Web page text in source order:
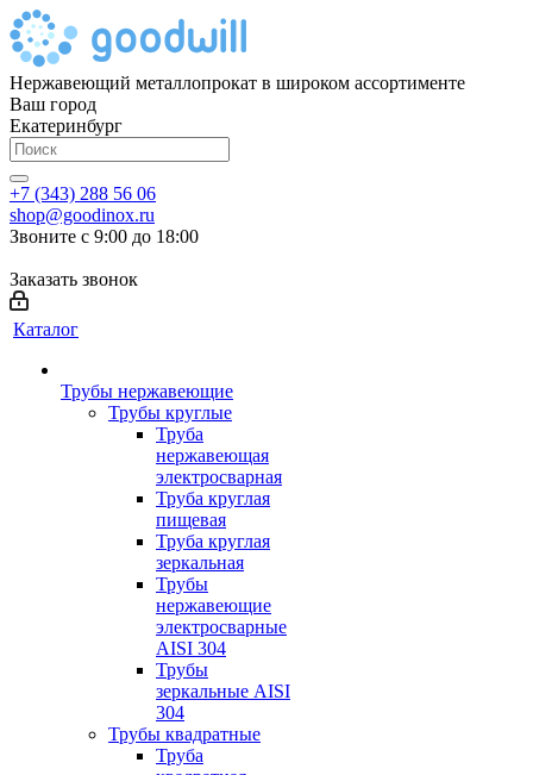
Нержавеющий металлопрокат в широком ассортименте
Ваш город
Екатеринбург
+7 (343) 288 56 06
shop@goodinox.ru
Звоните с 9:00 до 18:00
Заказать звонок
Каталог
Трубы нержавеющие
Трубы круглые
Труба
нержавеющая
электросварная
Труба круглая
пищевая
Труба круглая
зеркальная
Трубы
нержавеющие
электросварные
AISI 304
Трубы
зеркальные AISI
304
Трубы квадратные
Труба